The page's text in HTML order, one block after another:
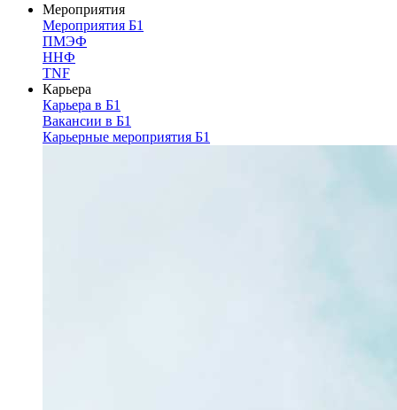
Мероприятия
Мероприятия Б1
ПМЭФ
ННФ
TNF
Карьера
Карьера в Б1
Вакансии в Б1
Карьерные мероприятия Б1